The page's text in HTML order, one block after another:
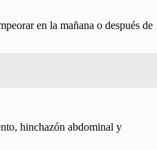
en la mañana o después de
hinchazón abdominal y